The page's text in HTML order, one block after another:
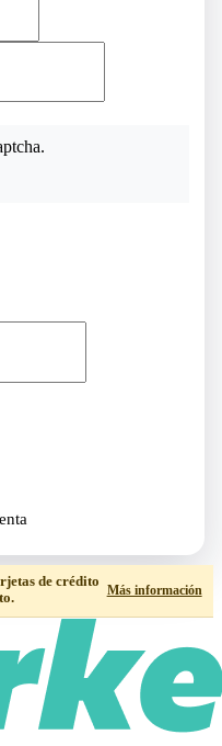
de crédito
Más información